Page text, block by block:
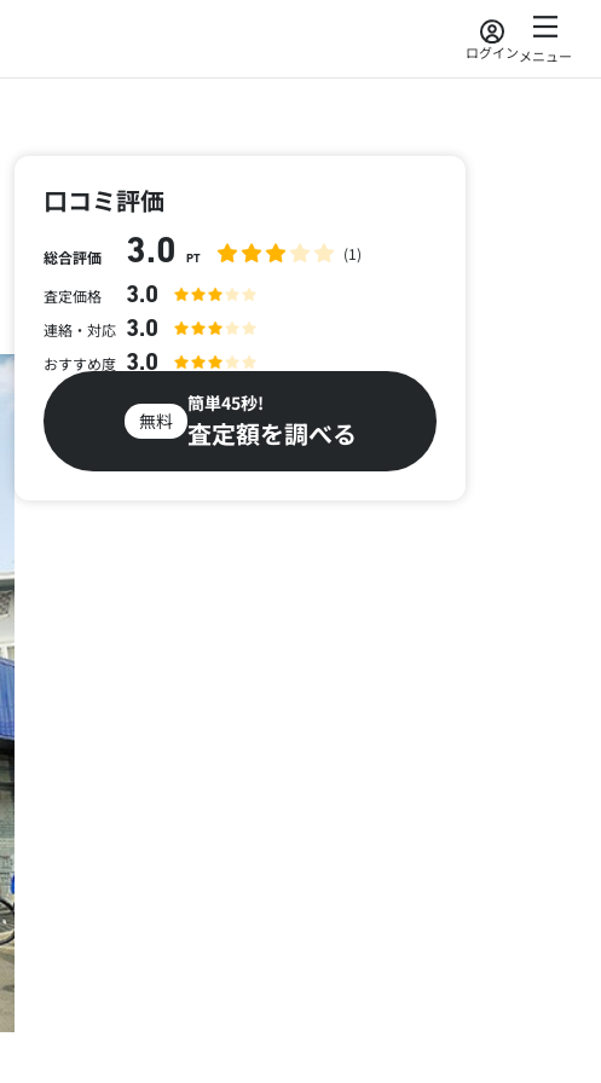
ログインメニュー
口コミ評価
総合評価 3.0 PT (1)
査定価格
連絡・対応
おすすめ度
3.0
3.0
3.0
無料
簡単45秒!
査定額を調べる